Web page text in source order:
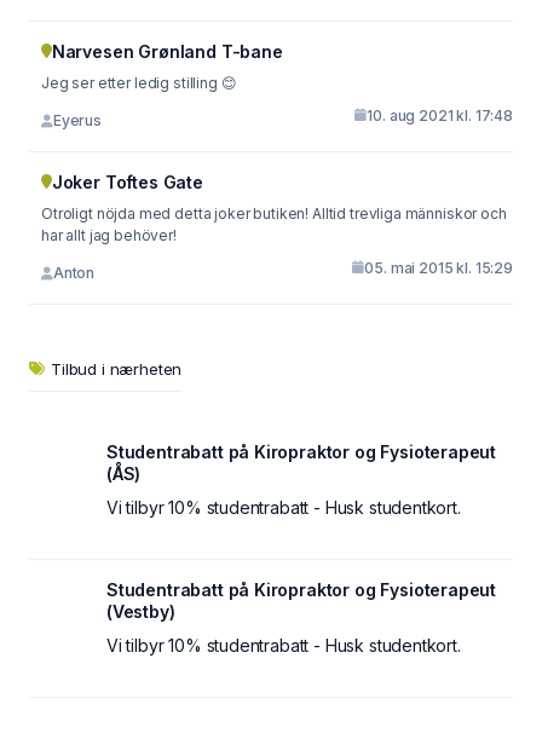
Narvesen Grønland T-bane
Jeg ser etter ledig stilling 😊
Eyerus 10. aug 2021 kl. 17:48
Joker Toftes Gate
Otroligt nöjda med detta joker butiken! Alltid trevliga människor och
har allt jag behöver!
Anton 05. mai 2015 kl. 15:29
Tilbud i nærheten
Studentrabatt på Kiropraktor og Fysioterapeut
(ÅS)
Vi tilbyr 10% studentrabatt - Husk studentkort.
Studentrabatt på Kiropraktor og Fysioterapeut
(Vestby)
Vi tilbyr 10% studentrabatt - Husk studentkort.